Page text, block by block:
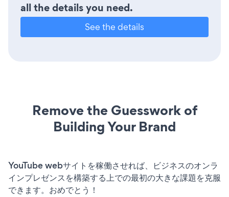
all the details you need.
See the details
Remove the Guesswork of
Building Your Brand
YouTube webサイトを稼働させれば、ビジネスのオンラ
インプレゼンスを構築する上での最初の大きな課題を克服
できます。おめでとう！